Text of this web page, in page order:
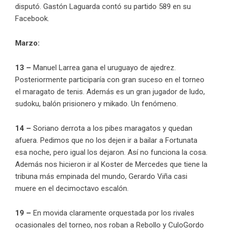
disputó. Gastón Laguarda contó su partido 589 en su
Facebook.
Marzo:
13 – Manuel Larrea gana el uruguayo de ajedrez.
Posteriormente participaría con gran suceso en el torneo
el maragato de tenis. Además es un gran jugador de ludo,
sudoku, balón prisionero y mikado. Un fenómeno.
14 – Soriano derrota a los pibes maragatos y quedan
afuera. Pedimos que no los dejen ir a bailar a Fortunata
esa noche, pero igual los dejaron. Así no funciona la cosa.
Además nos hicieron ir al Koster de Mercedes que tiene la
tribuna más empinada del mundo, Gerardo Viña casi
muere en el decimoctavo escalón.
19 – En movida claramente orquestada por los rivales
ocasionales del torneo, nos roban a Rebollo y CuloGordo